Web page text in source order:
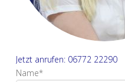
Jetzt anrufen: 06772 22290
Name*